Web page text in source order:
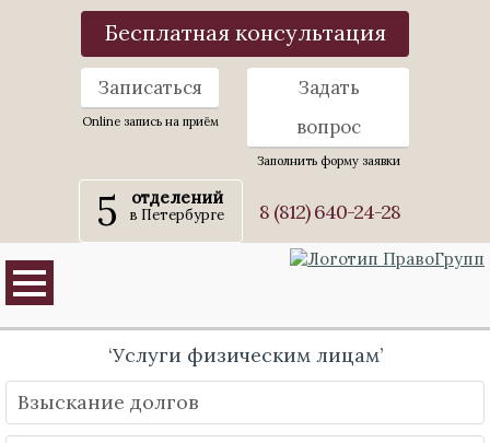
Бесплатная консультация
Записаться
Online запись на приём
Задать
вопрос
Заполнить форму заявки
5 отделений
в Петербурге 8 (812) 640-24-28
‘Услуги физическим лицам’
Взыскание долгов